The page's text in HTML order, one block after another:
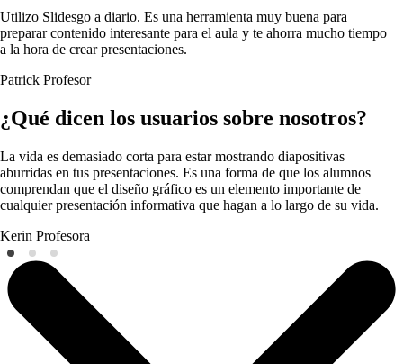
Utilizo Slidesgo a diario. Es una herramienta muy buena para
preparar contenido interesante para el aula y te ahorra mucho tiempo
a la hora de crear presentaciones.
Patrick Profesor
¿Qué dicen los usuarios sobre nosotros?
La vida es demasiado corta para estar mostrando diapositivas
aburridas en tus presentaciones. Es una forma de que los alumnos
comprendan que el diseño gráfico es un elemento importante de
cualquier presentación informativa que hagan a lo largo de su vida.
Kerin Profesora